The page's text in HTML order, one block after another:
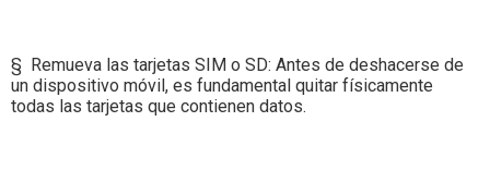
§ Remueva las tarjetas SIM o SD: Antes de deshacerse de
un dispositivo móvil, es fundamental quitar físicamente
todas las tarjetas que contienen datos.